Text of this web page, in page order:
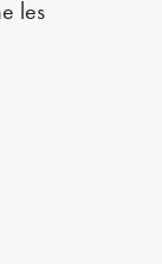
les